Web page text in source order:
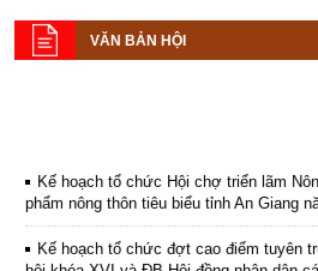
VĂN BẢN HỘI
phẩm nông thôn tiêu biểu tỉnh An Giang
hội khóa XVI và ĐB Hội đồng nhân dân